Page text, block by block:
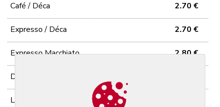
Café / Déca
2.70 €
Expresso / Déca 2.70 €
Expresso Macchiato 2.80 €
Double Expresso
Lait Russe